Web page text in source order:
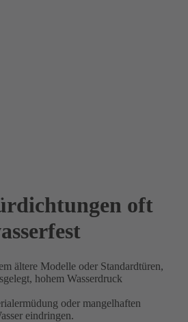
oft
ältere Modelle oder Standardtüren,
hohem Wasserdruck
oder mangelhaften
eindringen.